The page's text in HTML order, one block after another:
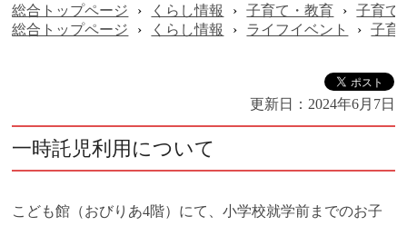
総合トップページ › くらし情報 › 子育て・教育 ›
子育て
総合トップページ
› くらし情報 › ライフイベント › 子育
更新日： 2024年6月7日
一時託児利用について
こども館（おびりあ4階）にて、小学校就学前までのお子